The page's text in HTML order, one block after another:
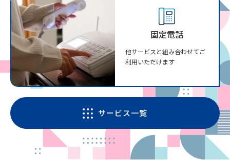
固定電話
他サービスと組み合わせてご
利用いただけます
サービス一覧